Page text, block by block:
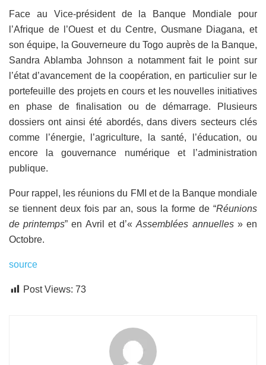
Face au Vice-président de la Banque Mondiale pour
l’Afrique de l’Ouest et du Centre, Ousmane Diagana, et
son équipe, la Gouverneure du Togo auprès de la Banque,
Sandra Ablamba Johnson a notamment fait le point sur
l’état d’avancement de la coopération, en particulier sur le
portefeuille des projets en cours et les nouvelles initiatives
en phase de finalisation ou de démarrage. Plusieurs
dossiers ont ainsi été abordés, dans divers secteurs clés
comme l’énergie, l’agriculture, la santé, l’éducation, ou
encore la gouvernance numérique et l’administration
publique.
Pour rappel, les réunions du FMI et de la Banque mondiale
se tiennent deux fois par an, sous la forme de “Réunions
de printemps” en Avril et d’«Assemblées annuelles» en
Octobre.
source
Post Views: 73